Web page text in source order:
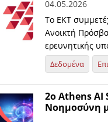
04.05.2026
Το ΕΚΤ
Ανοικτή
ερευνητικής
Δεδομένα
2o Athens AI
Νοημοσύνη